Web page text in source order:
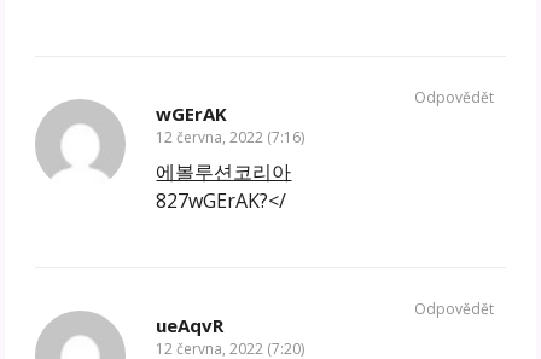
wGErAK
12 června, 2022 (7:16)
에볼루션코리아
827wGErAK?</
Odpovědět
ueAqvR
12 června, 2022 (7:20)
Odpovědět